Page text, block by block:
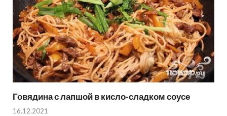
Говядина с лапшой в кисло-сладком соусе
16.12.2021